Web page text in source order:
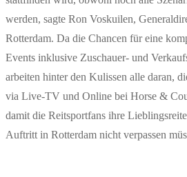
werden, sagte Ron Voskuilen,
Rotterdam. Da die Chancen für eine
Events inklusive Zuschauer- und
arbeiten hinter den Kulissen alle daran,
via Live-TV und Online bei Horse &
damit die Reitsportfans ihre
Auftritt in Rotterdam nicht verpassen